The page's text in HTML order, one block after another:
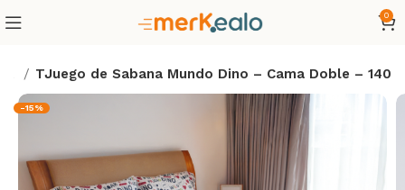
0
TJuego de Sabana Mundo Dino – Cama Doble – 140
-15%